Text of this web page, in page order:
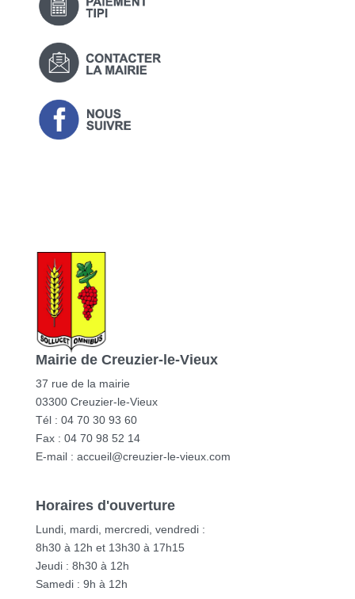
Mairie de Creuzier-le-Vieux
37 rue de la mairie
03300 Creuzier-le-Vieux
Tél : 04 70 30 93 60
Fax : 04 70 98 52 14
E-mail : accueil@creuzier-le-vieux.com
Horaires d'ouverture
Lundi, mardi, mercredi, vendredi :
8h30 à 12h et 13h30 à 17h15
Jeudi : 8h30 à 12h
Samedi : 9h à 12h